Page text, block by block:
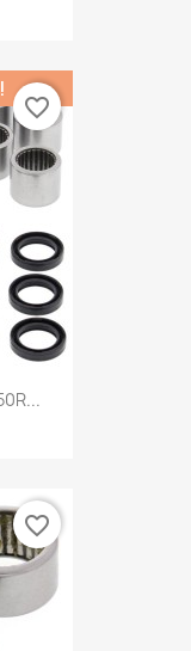
favorite_border
favorite_border